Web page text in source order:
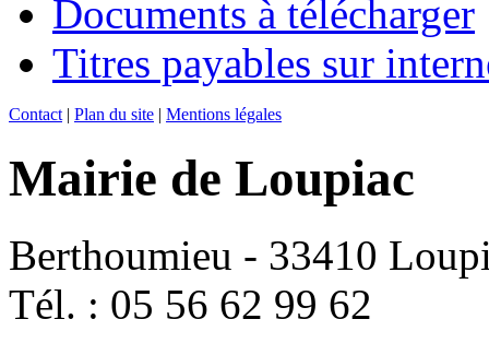
Documents à télécharger
Titres payables sur
Contact | Plan du site | Mentions légales
Mairie de Loupiac
Berthoumieu - 33410
Tél. : 05 56 62 99 62